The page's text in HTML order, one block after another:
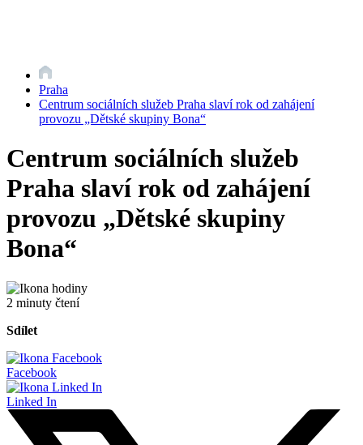
Praha
Centrum sociálních služeb Praha slaví rok od zahájení
provozu „Dětské skupiny Bona“
Centrum sociálních služeb
Praha slaví rok od zahájení
provozu „Dětské skupiny
Bona“
2 minuty čtení
Sdílet
Facebook
Linked In